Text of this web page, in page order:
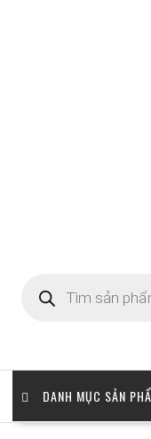
kiếm
sản
DANH MỤC SẢN